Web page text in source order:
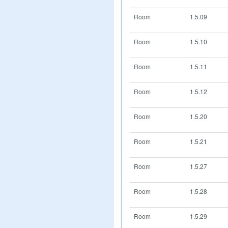
Room 1.5.09
Room 1.5.10
Room 1.5.11
Room 1.5.12
Room 1.5.20
Room 1.5.21
Room 1.5.27
Room 1.5.28
Room 1.5.29